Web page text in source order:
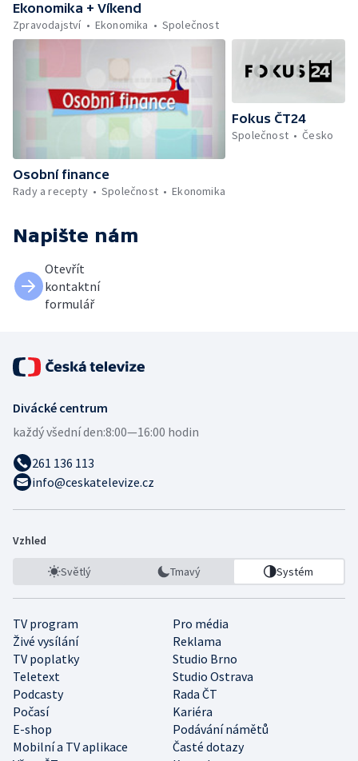
Ekonomika + Víkend
Zpravodajství
Ekonomika Společnost
Osobní finance
Rady a recepty
Společnost Ekonomika
Fokus ČT24
Společnost
Česko
Napište nám
Otevřít
kontaktní
formulář
Divácké centrum
každý všední den:8:00—16:00 hodin
261 136 113
info@ceskatelevize.cz
Vzhled
Světlý Tmavý Systém
TV program
Pro média
Živé vysílání
Reklama
TV poplatky
Studio Brno
Teletext
Studio Ostrava
Podcasty
Rada ČT
Počasí
Kariéra
E-shop
Podávání námětů
Mobilní a TV aplikace
Časté dotazy